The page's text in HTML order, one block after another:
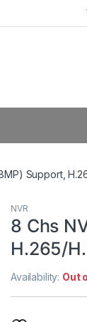
Support,
NVR
8 Chs
H.265/
Availability: Out